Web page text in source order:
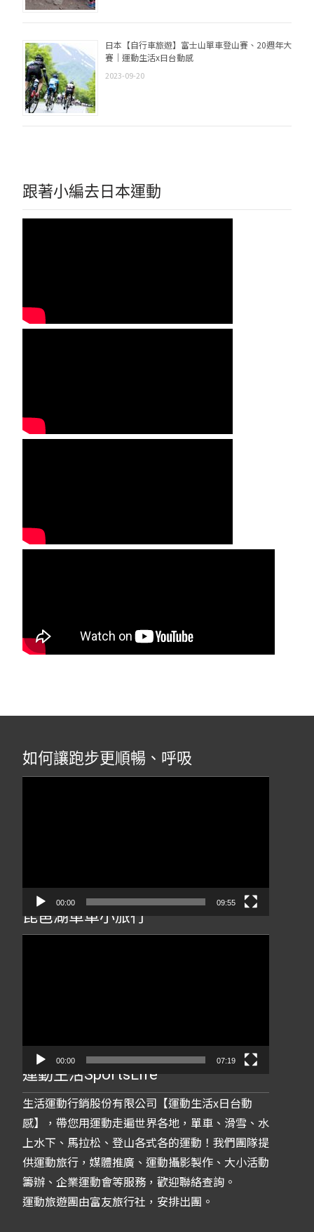
日本【自行車旅遊】富士山單車登山賽、20週年大
賽｜運動生活x日台動感
2023-09-20
跟著小編去日本運動
如何讓跑步更順暢、呼吸
00:00 09:55
琵琶湖單車小旅行
00:00 07:19
運動生活SportsLife
生活運動行銷股份有限公司【運動生活x日台動
感】，帶您用運動走遍世界各地，單車、滑雪、水
上水下、馬拉松、登山各式各的運動！我們團隊提
供運動旅行，媒體推廣、運動攝影製作、大小活動
籌辦、企業運動會等服務，歡迎聯絡查詢。
運動旅遊團由富友旅行社，安排出團。